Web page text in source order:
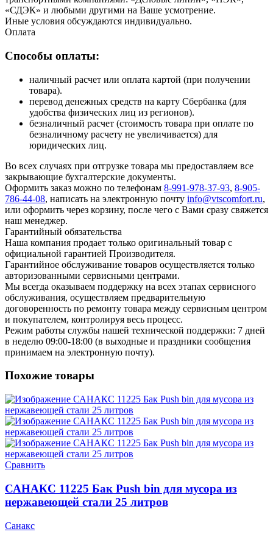
«СДЭК» и любыми другими на Ваше усмотрение.
Иные условия обсуждаются индивидуально.
Оплата
Способы оплаты:
наличный расчет или оплата картой (при получении
товара).
перевод денежных средств на карту Сбербанка (для
удобства физических лиц из регионов).
безналичный расчет (стоимость товара при оплате по
безналичному расчету не увеличивается) для
юридических лиц.
Во всех случаях при отгрузке товара мы предоставляем все
закрывающие бухгалтерские документы.
Оформить заказ можно по телефонам 8-991-978-37-93, 8-905-
786-44-08, написать на электронную почту info@vtscomfort.ru,
или оформить через корзину, после чего с Вами сразу свяжется
наш менеджер.
Гарантийный обязательства
Наша компания продает только оригинальный товар с
официальной гарантией Производителя.
Гарантийное обслуживание товаров осуществляется только
авторизованными сервисными центрами.
Мы всегда оказываем поддержку на всех этапах сервисного
обслуживания, осуществляем предварительную
договоренность по ремонту товара между сервисным центром
и покупателем, контролируя весь процесс.
Режим работы службы нашей технической поддержки: 7 дней
в неделю 09:00-18:00 (в выходные и праздники сообщения
принимаем на электронную почту).
Похожие товары
Сравнить
САНАКС 11225 Бак Push bin для мусора из
нержавеющей стали 25 литров
Санакс